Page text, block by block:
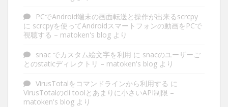
PCでAndroid端末の画面転送と操作が出来るscrcpy
に scrcpyを使ってAndroidスマートフォンの動画をPCで
視聴する – matoken's blog より
snac でカスタム絵文字を利用 に snacのユーザーご
とのstaticディレクトリ – matoken's blog より
VirusTotalをコマンドラインから利用する に
VirusTotalのcli toolとあまりに小さいAPI制限 –
matoken's blog より